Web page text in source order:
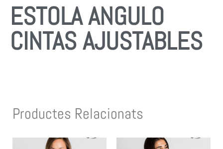
ESTOLA ANGULO
CINTAS AJUSTABLES
Productes Relacionats